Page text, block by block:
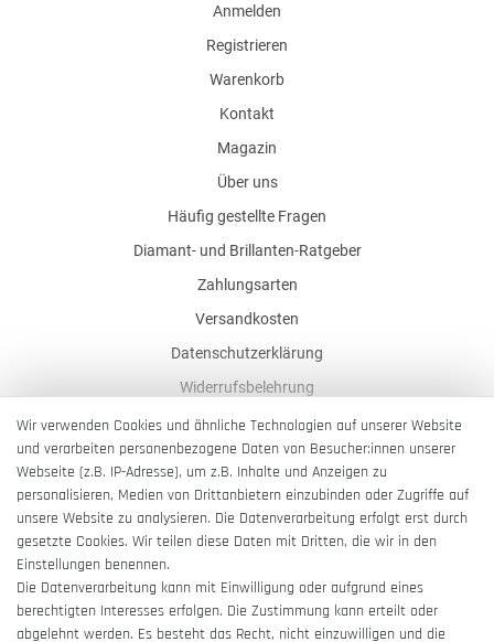
Anmelden
Registrieren
Warenkorb
Kontakt
Magazin
Über uns
Häufig gestellte Fragen
Diamant- und Brillanten-Ratgeber
Zahlungsarten
Versandkosten
Datenschutzerklärung
Widerrufsbelehrung
AGB
Impressum
Barrierefreiheitserklärung
Vertrag widerrufen
Wir verwenden Cookies und ähnliche Technologien auf unserer Website
und verarbeiten personenbezogene Daten von Besucher:innen unserer
Webseite (z.B. IP-Adresse), um z.B. Inhalte und Anzeigen zu
personalisieren, Medien von Drittanbietern einzubinden oder Zugriffe auf
unsere Website zu analysieren. Die Datenverarbeitung erfolgt erst durch
gesetzte Cookies. Wir teilen diese Daten mit Dritten, die wir in den
Einstellungen benennen.
Die Datenverarbeitung kann mit Einwilligung oder aufgrund eines
berechtigten Interesses erfolgen. Die Zustimmung kann erteilt oder
abgelehnt werden. Es besteht das Recht, nicht einzuwilligen und die